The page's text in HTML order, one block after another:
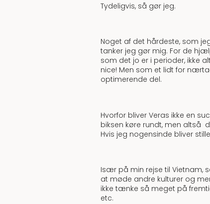
Tydeligvis, så gør jeg.
Noget af det hårdeste, som
tanker jeg gør mig. For de
som det jo er i perioder, ikke
nice! Men som et lidt for
optimerende del.
Hvorfor bliver Veras ikke en
biksen køre rundt, men altså
Hvis jeg nogensinde bliver
Især på min rejse til Vietnam,
at møde andre kulturer og
ikke tænke så meget på
etc.